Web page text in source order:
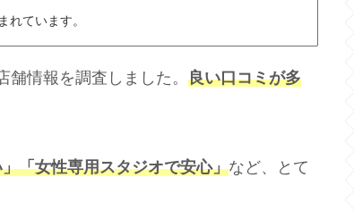
れています。
情報を調査しました。 良い口コミが多
「女性専用スタジオで安心」など、とて